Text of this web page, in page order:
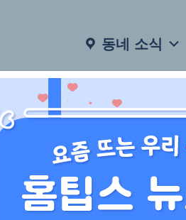
동네 소식